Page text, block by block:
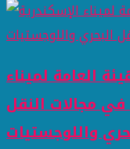
العامة لميناء
في مجالات النقل
واللوجستيات